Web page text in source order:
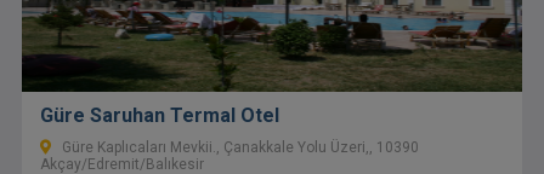
Güre Saruhan Termal Otel
Güre Kaplıcaları Mevkii., Çanakkale Yolu Üzeri,, 10390
Akçay/Edremit/Balıkesir